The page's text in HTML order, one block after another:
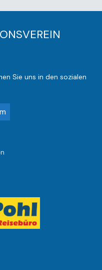
Sie uns in den sozialen